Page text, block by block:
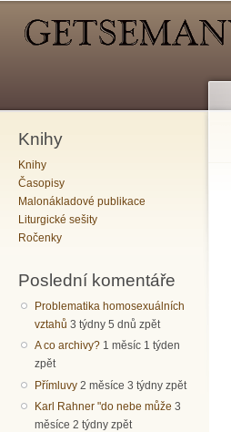
Knihy
Knihy
Časopisy
Malonákladové publikace
Liturgické sešity
Ročenky
Poslední komentáře
Problematika homosexuálních
vztahů 3 týdny 5 dnů zpět
A co archivy? 1 měsíc 1 týden
zpět
Přímluvy 2 měsíce 3 týdny zpět
Karl Rahner "do nebe může 3
měsíce 2 týdny zpět